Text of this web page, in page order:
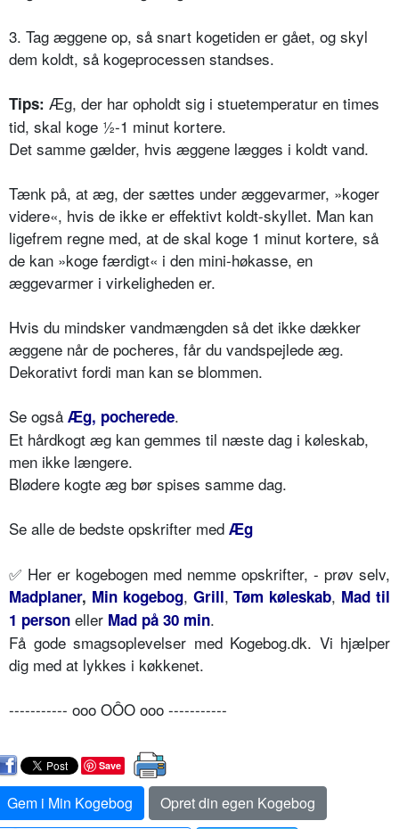
3. Tag æggene op, så snart kogetiden er gået, og skyl
dem koldt, så kogeprocessen standses.
Tips: Æg, der har opholdt sig i stuetemperatur en times
tid, skal koge ½-1 minut kortere.
Det samme gælder, hvis æggene lægges i koldt vand.
Tænk på, at æg, der sættes under æggevarmer, »koger
videre«, hvis de ikke er effektivt koldt-skyllet. Man kan
ligefrem regne med, at de skal koge 1 minut kortere, så
de kan »koge færdigt« i den mini-høkasse, en
æggevarmer i virkeligheden er.
Hvis du mindsker vandmængden så det ikke dækker
æggene når de pocheres, får du vandspejlede æg.
Dekorativt fordi man kan se blommen.
Se også Æg, pocherede.
Et hårdkogt æg kan gemmes til næste dag i køleskab,
men ikke længere.
Blødere kogte æg bør spises samme dag.
Se alle de bedste opskrifter med Æg
✅ Her er kogebogen med nemme opskrifter, - prøv selv,
Madplaner, Min kogebog, Grill,Tøm køleskab, Mad til
1 person eller Mad på 30 min.
Få gode smagsoplevelser med Kogebog.dk. Vi hjælper
dig med at lykkes i køkkenet.
----------- ooo OÔO ooo -----------
Save
Gem i Min Kogebog
Opret din egen Kogebog